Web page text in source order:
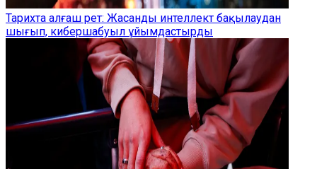
Тарихта алғаш рет: Жасанды интеллект бақылаудан
шығып, кибершабуыл ұйымдастырды